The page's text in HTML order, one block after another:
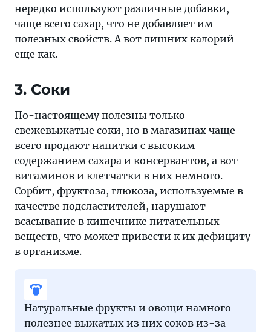
нередко используют различные добавки,
чаще всего сахар, что не добавляет им
полезных свойств. А вот лишних калорий —
еще как.
3. Соки
По-настоящему полезны только
свежевыжатые соки, но в магазинах чаще
всего продают напитки с высоким
содержанием сахара и консервантов, а вот
витаминов и клетчатки в них немного.
Сорбит, фруктоза, глюкоза, используемые в
качестве подсластителей, нарушают
всасывание в кишечнике питательных
веществ, что может привести к их дефициту
в организме.
Натуральные фрукты и овощи намного
полезнее выжатых из них соков из-за